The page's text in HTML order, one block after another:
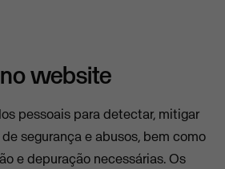
website
pessoais para detectar, mitigar
segurança e abusos, bem como
e depuração necessárias. Os